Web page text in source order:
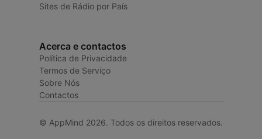
Sites de Rádio por País
Acerca e contactos
Política de Privacidade
Termos de Serviço
Sobre Nós
Contactos
© AppMind 2026. Todos os direitos reservados.